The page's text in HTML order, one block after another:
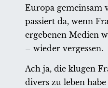
Europa gemeinsam
passiert da, wenn
ergebenen Medien
– wieder vergessen.
Ach ja, die klugen
divers zu leben